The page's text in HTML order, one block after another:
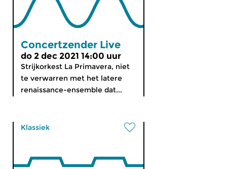
Concertzender Live
do 2 dec 2021 14:00 uur
Strijkorkest La Primavera, niet
te verwarren met het latere
renaissance-ensemble dat...
Klassiek